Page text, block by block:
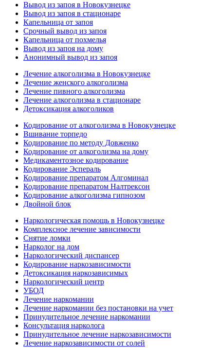
Вывод из запоя в Новокузнецке
Вывод из запоя в стационаре
Капельница от запоя
Срочный вывод из запоя
Капельница от похмелья
Вывод из запоя на дому
Анонимный вывод из запоя
Лечение алкоголизма в Новокузнецке
Лечение женского алкоголизма
Лечение пивного алкоголизма
Лечение алкоголизма в стационаре
Детоксикация алкоголиков
Кодирование от алкоголизма в Новокузнецке
Вшивание торпедо
Кодирование по методу Довженко
Кодирование от алкоголизма на дому
Медикаментозное кодирование
Кодирование Эспераль
Кодирование препаратом Алгоминал
Кодирование препаратом Налтрексон
Кодирование алкоголизма гипнозом
Двойной блок
Наркологическая помощь в Новокузнецке
Комплексное лечение зависимости
Снятие ломки
Нарколог на дом
Наркологический диспансер
Кодирование наркозависимости
Детоксикация наркозависимых
Наркологический центр
УБОД
Лечение наркомании
Лечение наркомании без постановки на учет
Принудительное лечение наркомании
Консультация нарколога
Принудительное лечение наркозависимости
Лечение наркозависимости от солей